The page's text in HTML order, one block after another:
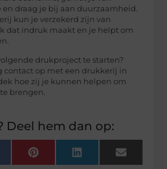
en draag je bij aan duurzaamheid.
kun je verzekerd zijn van
dat indruk maakt en je helpt om
drukproject te starten?
contact op met een drukkerij in
hoe zij je kunnen helpen om
brengen.
Deel hem dan op:
Pinterest LinkedIn Email